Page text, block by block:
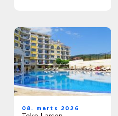
08. marts 2026